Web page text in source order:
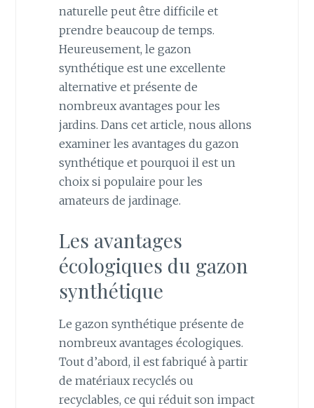
naturelle peut être difficile et
prendre beaucoup de temps.
Heureusement, le gazon
synthétique est une excellente
alternative et présente de
nombreux avantages pour les
jardins. Dans cet article, nous allons
examiner les avantages du gazon
synthétique et pourquoi il est un
choix si populaire pour les
amateurs de jardinage.
Les avantages
écologiques du gazon
synthétique
Le gazon synthétique présente de
nombreux avantages écologiques.
Tout d’abord, il est fabriqué à partir
de matériaux recyclés ou
recyclables, ce qui réduit son impact